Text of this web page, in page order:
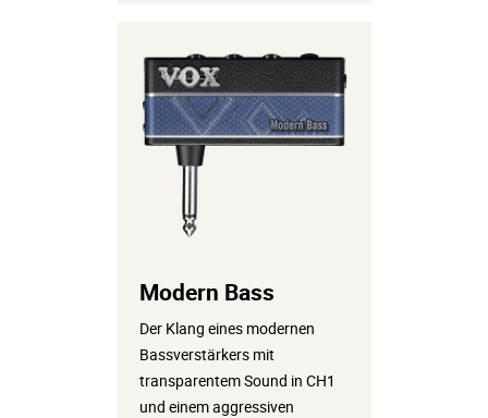
Modern Bass
Der Klang eines modernen
Bassverstärkers mit
transparentem Sound in CH1
und einem aggressiven